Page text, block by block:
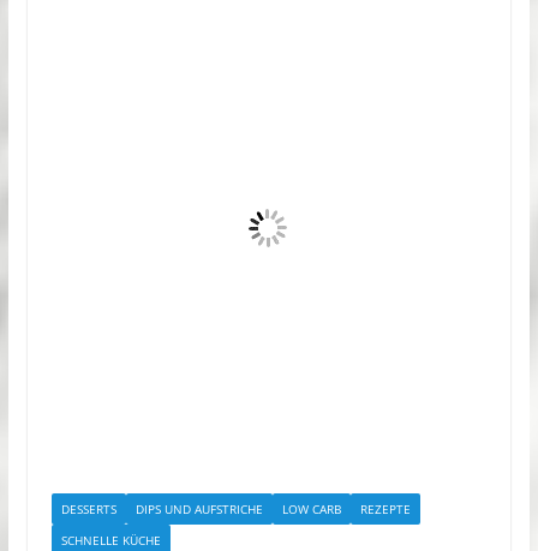
DESSERTS DIPS UND AUFSTRICHE LOW CARB
REZEPTE
SCHNELLE KÜCHE